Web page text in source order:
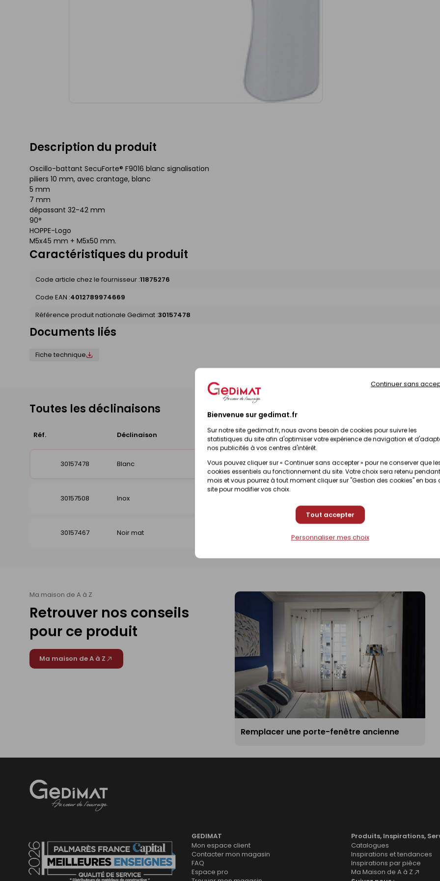
Bienvenue sur gedimat.fr
Sur notre site gedimat.fr, nous avons besoin de cookies pour suivre les
statistiques du site afin d'optimiser votre expérience de navigation et
nos publicités à vos centres d'intérêt.
Vous pouvez cliquer sur « Continuer sans accepter » pour ne conserver que
cookies essentiels au fonctionnement du site. Votre choix sera retenu pendant
mois et vous pourrez à tout moment cliquer sur "Gestion des cookies" en bas
site pour modifier vos choix.
Tout accepter
Continuer sans
Personnaliser mes choix
Description du produit
Oscillo-battant SecuForte® F9016 blanc signalisation
piliers 10 mm, avec crantage, blanc
5 mm
7 mm
dépassant 32-42 mm
90°
HOPPE-Logo
M5x45 mm + M5x50 mm.
Caractéristiques du produit
Code article chez le fournisseur :11875276
Code EAN :4012789974669
Référence produit nationale Gedimat :30157478
Documents liés
Fiche technique
Toutes les déclinaisons
Réf. Déclinaison Disponibilité Prix TTC
30157478 Blanc Disponible sous 10 jours Prix en magasin
(contactez votre magasin)
30157508 Inox
30157467
Noir mat (contactez votre magasin)
Ma maison de A à Z
Retrouver nos conseils
pour ce produit
Ma maison de A à Z
Remplacer une porte-fenêtre ancienne
GEDIMAT
Mon espace client
Contacter mon magasin
FAQ
Espace pro
Produits, Inspirations,
Catalogues
Inspirations et tendances
Inspirations par pièce
Ma Maison de A à Z